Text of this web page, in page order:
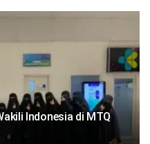
Indonesia di MTQ